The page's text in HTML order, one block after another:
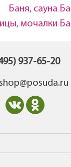
Баня, сауна
мочалки
937-65-20